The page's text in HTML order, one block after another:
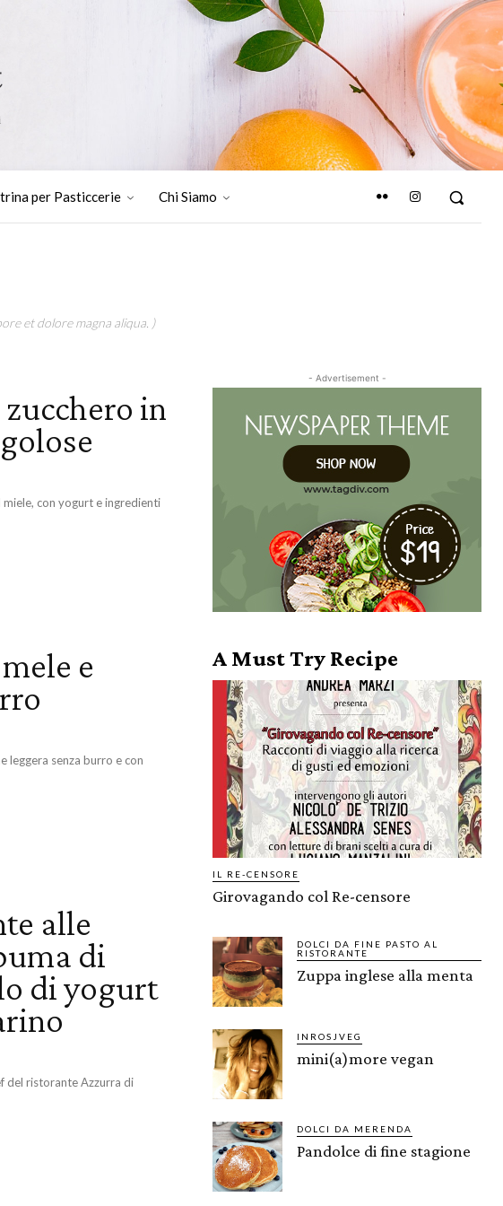
per Pasticcerie Chi Siamo
et dolore magna aliqua. )
in
con yogurt e ingredienti
e
leggera senza burro e con
alle
di
di yogurt
del ristorante Azzurra di
- Advertisement -
A Must Try Recipe
IL RE-CENSORE
Girovagando col Re-censore
DOLCI DA FINE PASTO AL
RISTORANTE
Zuppa inglese alla menta
INROSJVEG
mini(a)more vegan
DOLCI DA MERENDA
Pandolce di fine stagione